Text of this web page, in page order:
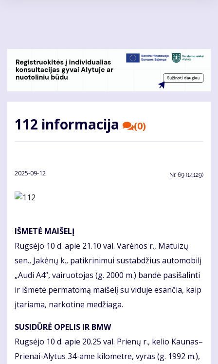
112 informacija (0)
2025-09-12 Nr. 69 (14129)
IŠMETĖ MAIŠELĮ
Rugsėjo 10 d. apie 21.10 val. Varėnos r., Matuizų
sen., Jakėnų k., patikrinimui sustabdžius automobilį
„Audi A4“, vairuotojas (g. 2000 m.) bandė pasišalinti
ir išmetė permatomą maišelį su viduje esančia, kaip
įtariama, narkotine medžiaga.
SUSIDŪRĖ OPELIS IR BMW
Rugsėjo 10 d. apie 20.25 val. Prienų r., kelio Kaunas–
Prienai-Alytus 34-ame kilometre, vyras (g. 1992 m.),